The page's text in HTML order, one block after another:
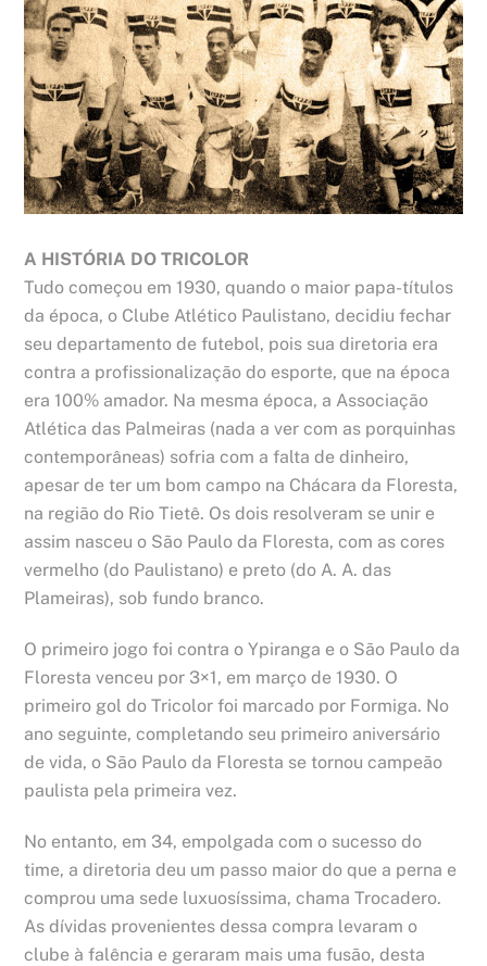
A HISTÓRIA DO TRICOLOR
Tudo começou em 1930, quando o maior papa-títulos
da época, o Clube Atlético Paulistano, decidiu fechar
seu departamento de futebol, pois sua diretoria era
contra a profissionalização do esporte, que na época
era 100% amador. Na mesma época, a Associação
Atlética das Palmeiras (nada a ver com as porquinhas
contemporâneas) sofria com a falta de dinheiro,
apesar de ter um bom campo na Chácara da Floresta,
na região do Rio Tietê. Os dois resolveram se unir e
assim nasceu o São Paulo da Floresta, com as cores
vermelho (do Paulistano) e preto (do A. A. das
Plameiras), sob fundo branco.
O primeiro jogo foi contra o Ypiranga e o São Paulo da
Floresta venceu por 3×1, em março de 1930. O
primeiro gol do Tricolor foi marcado por Formiga. No
ano seguinte, completando seu primeiro aniversário
de vida, o São Paulo da Floresta se tornou campeão
paulista pela primeira vez.
No entanto, em 34, empolgada com o sucesso do
time, a diretoria deu um passo maior do que a perna e
comprou uma sede luxuosíssima, chama Trocadero.
As dívidas provenientes dessa compra levaram o
clube à falência e geraram mais uma fusão, desta